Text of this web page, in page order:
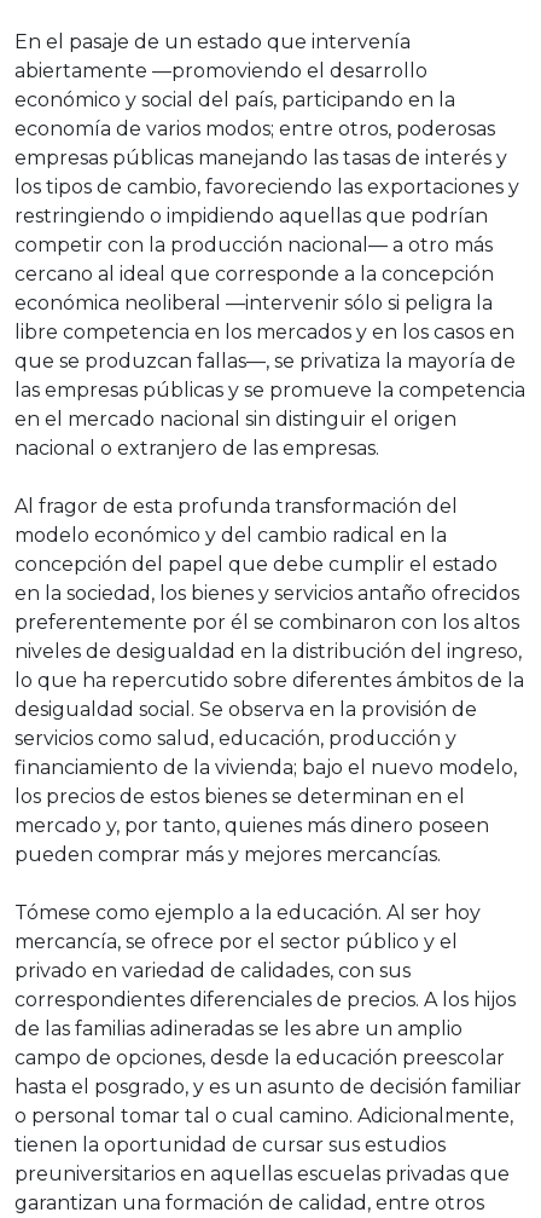
En el pasaje de un estado que intervenía
abiertamente —promoviendo el desarrollo
económico y social del país, participando en la
economía de varios modos; entre otros, poderosas
empresas públicas manejando las tasas de interés y
los tipos de cambio, favoreciendo las exportaciones y
restringiendo o impidiendo aquellas que podrían
competir con la producción nacional— a otro más
cercano al ideal que corresponde a la concepción
económica neoliberal —intervenir sólo si peligra la
libre competencia en los mercados y en los casos en
que se produzcan fallas—, se privatiza la mayoría de
las empresas públicas y se promueve la competencia
en el mercado nacional sin distinguir el origen
nacional o extranjero de las empresas.
Al fragor de esta profunda transformación del
modelo económico y del cambio radical en la
concepción del papel que debe cumplir el estado
en la sociedad, los bienes y servicios antaño ofrecidos
preferentemente por él se combinaron con los altos
niveles de desigualdad en la distribución del ingreso,
lo que ha repercutido sobre diferentes ámbitos de la
desigualdad social. Se observa en la provisión de
servicios como salud, educación, producción y
financiamiento de la vivienda; bajo el nuevo modelo,
los precios de estos bienes se determinan en el
mercado y, por tanto, quienes más dinero poseen
pueden comprar más y mejores mercancías.
Tómese como ejemplo a la educación. Al ser hoy
mercancía, se ofrece por el sector público y el
privado en variedad de calidades, con sus
correspondientes diferenciales de precios. A los hijos
de las familias adineradas se les abre un amplio
campo de opciones, desde la educación preescolar
hasta el posgrado, y es un asunto de decisión familiar
o personal tomar tal o cual camino. Adicionalmente,
tienen la oportunidad de cursar sus estudios
preuniversitarios en aquellas escuelas privadas que
garantizan una formación de calidad, entre otros